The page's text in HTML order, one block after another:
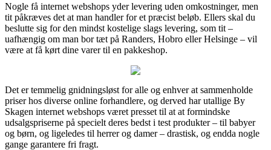
Nogle få internet webshops yder levering uden omkostninger, men
tit påkræves det at man handler for et præcist beløb. Ellers skal du
beslutte sig for den mindst kostelige slags levering, som tit –
uafhængig om man bor tæt på Randers, Hobro eller Helsinge – vil
være at få kørt dine varer til en pakkeshop.
Det er temmelig gnidningsløst for alle og enhver at sammenholde
priser hos diverse online forhandlere, og derved har utallige By
Skagen internet webshops været presset til at at formindske
udsalgspriserne på specielt deres bedst i test produkter – til babyer
og børn, og ligeledes til herrer og damer – drastisk, og endda nogle
gange garantere fri fragt.